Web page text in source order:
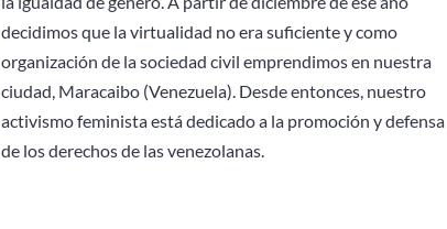
decidimos que la virtualidad no era suficiente y como
organización de la sociedad civil emprendimos en nuestra
ciudad, Maracaibo (Venezuela). Desde entonces, nuestro
activismo feminista está dedicado a la promoción y defensa
de los derechos de las venezolanas.